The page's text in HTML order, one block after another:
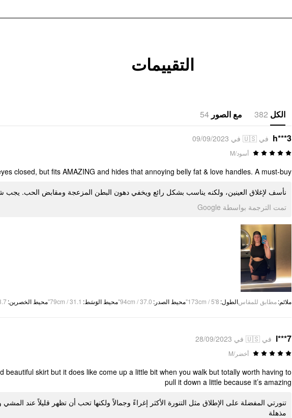
التقييمات
الكل 382 مع الصور 54
h***3 في 🇺🇸 في 09/09/2023
أسود/M
closed, but fits AMAZING and hides that annoying belly fat & love handles. A must-buy
نأسف لإغلاق العينين، ولكنه يناسب بشكل رائع ويخفي دهون البطن المزعجة ومقابض الحب. يجب
تمت الترجمة بواسطة Google
ملائم:مطابق للمقاسالطول:
173cm / 5'8" محيط الصدر:
94cm / 37.0" محيط الوَسَط:
79cm / 31.1" محيط الخصرين:
l***7 في 🇺🇸 في 28/09/2023
أخضر/M
skirt but it does like come up a little bit when you walk but totally worth having to
pull it down a little because it’s amazing
تنورتي المفضلة على الإطلاق مثل التنورة الأكثر إغراءً وجمالاً ولكنها تحب أن تظهر قليلاً عند المشي
مذهلة